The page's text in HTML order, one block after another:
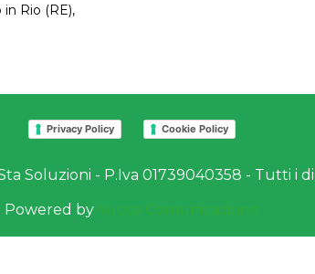
Rio (RE),
Privacy Policy Cookie Policy
Soluzioni - P.Iva 01739040358 - Tutti i
Powered by Yucca Comunicazione